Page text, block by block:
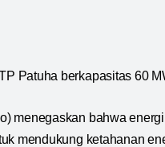
Patuha berkapasitas 60
menegaskan bahwa
mendukung ketahanan